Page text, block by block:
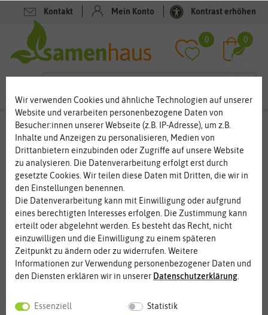
Kontakt Mein Konto Kontrast erhöhen
0 0
Schnäppchen- Anzucht & Gartenzubehör
Sale
Anzuchtartikel zum kleinen Preis – sparen Sie bei der
Anzucht
Viele Gärtner und Gärtnerinnen möchten ihre Pflanzen selbst
anziehen. Das ist vor allem dann sinnvoll, wenn Sie seltene
Sorten ausprobieren möchten, für die es keine Pflanzen im
Handel gibt. Pflanzenanzucht kann aber teuer werden, denn
jedes Jahr benötigen Sie viele Anzuchtutensilien. Neben
Anzuchttöpfen, Quelltabletten und Quelltöpfen werden auch
Zimmergewächshäuser, Heizmatten und Anzuchtschalen
benötigt, die für die richtigen Anzuchtbedingungen sorgen.
Filter
Wir verwenden Cookies und ähnliche Technologien auf unserer
Website und verarbeiten personenbezogene Daten von
Besucher:innen unserer Webseite (z.B. IP-Adresse), um z.B.
Inhalte und Anzeigen zu personalisieren, Medien von
Drittanbietern einzubinden oder Zugriffe auf unsere Website
zu analysieren. Die Datenverarbeitung erfolgt erst durch
gesetzte Cookies. Wir teilen diese Daten mit Dritten, die wir in
den Einstellungen benennen.
Die Datenverarbeitung kann mit Einwilligung oder aufgrund
eines berechtigten Interesses erfolgen. Die Zustimmung kann
erteilt oder abgelehnt werden. Es besteht das Recht, nicht
einzuwilligen und die Einwilligung zu einem späteren
Zeitpunkt zu ändern oder zu widerrufen. Weitere
Informationen zur Verwendung personenbezogener Daten und
den Diensten erklären wir in unserer Daten­schutz­erklärung
Essenziell Statistik